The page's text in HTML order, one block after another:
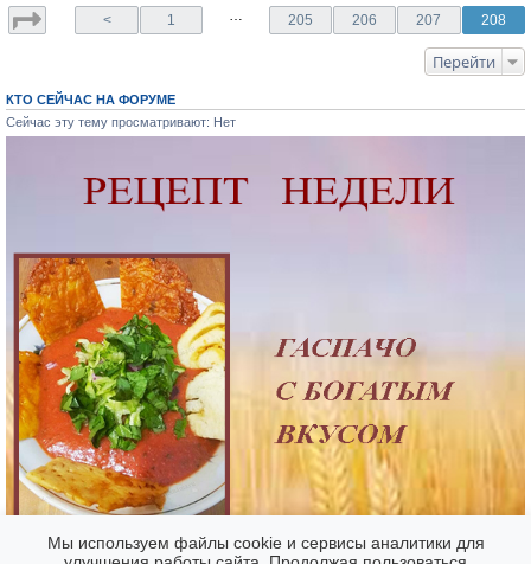
< 1 205 206 207 208
Перейти
КТО СЕЙЧАС НА ФОРУМЕ
Сейчас эту тему просматривают: Нет
Мы используем файлы cookie и сервисы аналитики для